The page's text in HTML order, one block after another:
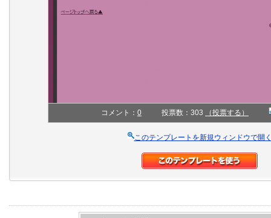
コメント： 0 投票数：303 （投票する）
このテンプレートを新規ウィンドウで開